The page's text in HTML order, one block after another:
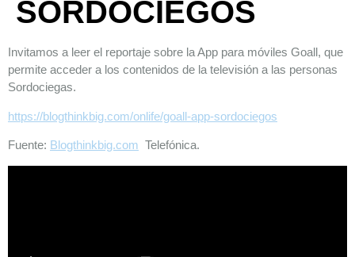
SORDOCIEGOS
Invitamos a leer el reportaje sobre la App para móviles Goall, que
permite acceder a los contenidos de la televisión a las personas
Sordociegas.
https://blogthinkbig.com/onlife/goall-app-sordociegos
Fuente: Blogthinkbig.com Telefónica.